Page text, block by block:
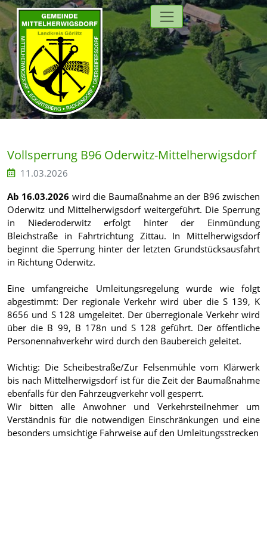
Direkt zur Hauptnavigation springen
Direkt zum Inhalt springen
Zur Unternavigation springen
Vollsperrung B96 Oderwitz-Mittelherwigsdorf
11.03.2026
Ab 16.03.2026 wird die Baumaßnahme an der B96 zwischen
Oderwitz und Mittelherwigsdorf weitergeführt. Die Sperrung
in Niederoderwitz erfolgt hinter der Einmündung
Bleichstraße in Fahrtrichtung Zittau. In Mittelherwigsdorf
beginnt die Sperrung hinter der letzten Grundstücksausfahrt
in Richtung Oderwitz.
Eine umfangreiche Umleitungsregelung wurde wie folgt
abgestimmt: Der regionale Verkehr wird über die S 139, K
8656 und S 128 umgeleitet. Der überregionale Verkehr wird
über die B 99, B 178n und S 128 geführt. Der öffentliche
Personennahverkehr wird durch den Baubereich geleitet.
Wichtig: Die Scheibestraße/Zur Felsenmühle vom Klärwerk
bis nach Mittelherwigsdorf ist für die Zeit der Baumaßnahme
ebenfalls für den Fahrzeugverkehr voll gesperrt.
Wir bitten alle Anwohner und Verkehrsteilnehmer um
Verständnis für die notwendigen Einschränkungen und eine
besonders umsichtige Fahrweise auf den Umleitungsstrecken